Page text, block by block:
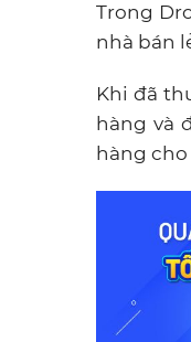
Trong
nhà bán
Khi đã
hàng và
hàng